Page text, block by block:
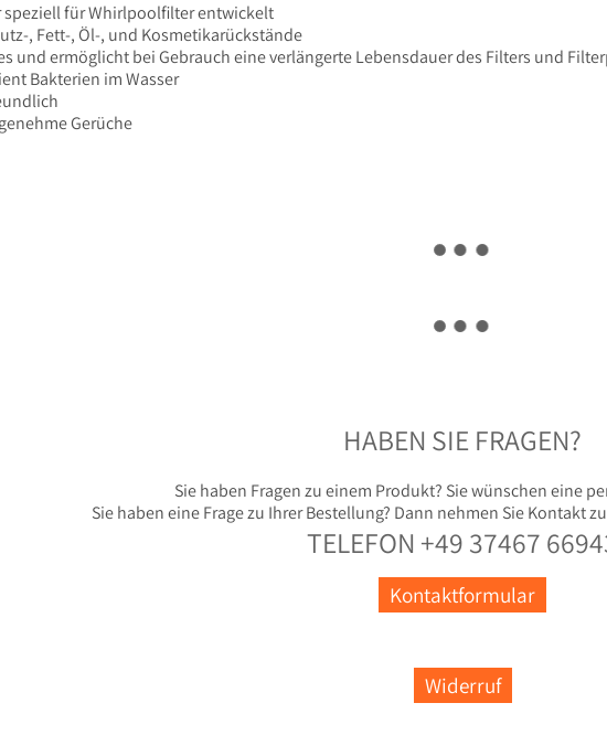
speziell für Whirlpoolfilter entwickelt
, Fett-, Öl-, und Kosmetikarückstände
und ermöglicht bei Gebrauch eine verlängerte Lebensdauer des Filters und
Bakterien im Wasser
Gerüche
HABEN SIE FRAGEN?
Sie haben Fragen zu einem Produkt? Sie wünschen eine
Sie haben eine Frage zu Ihrer Bestellung? Dann nehmen Sie Kontakt
TELEFON +49 37467
Kontaktformular
Widerruf